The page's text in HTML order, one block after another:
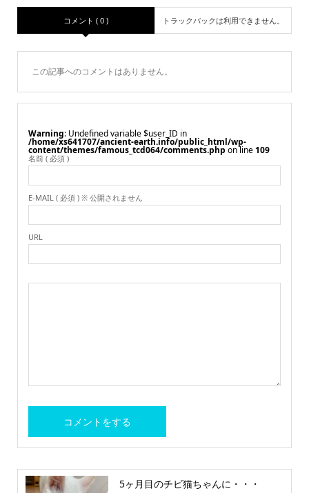
コメント ( 0 ) トラックバックは利用できません。
この記事へのコメントはありません。
Warning : Undefined variable $user_ID in
/home/xs641707/ancient-earth.info/public_html/wp-
content/themes/famous_tcd064/comments.php on line109
名前 ( 必須 )
E-MAIL ( 必須 ) ※ 公開されません
URL
5ヶ月目のチビ猫ちゃんに・・・